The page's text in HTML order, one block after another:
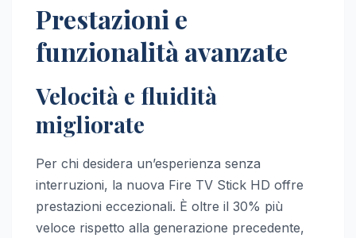
Prestazioni e
funzionalità avanzate
Velocità e fluidità
migliorate
Per chi desidera un’esperienza senza
interruzioni, la nuova Fire TV Stick HD offre
prestazioni eccezionali. È oltre il 30% più
veloce rispetto alla generazione precedente,